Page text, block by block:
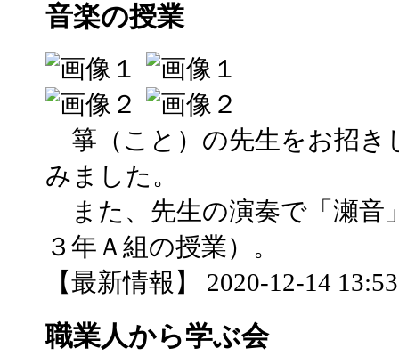
音楽の授業
箏（こと）の先生をお招き
みました。
また、先生の演奏で「瀬音
３年Ａ組の授業）。
【最新情報】 2020-12-14
職業人から学ぶ会